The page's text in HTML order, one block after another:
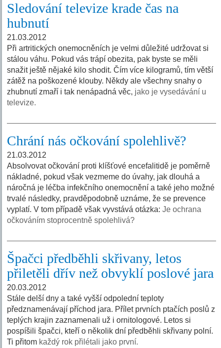
Sledování televize krade čas na
hubnutí
21.03.2012
Při artritických onemocněních je velmi důležité udržovat si
stálou váhu. Pokud vás trápí obezita, pak byste se měli
snažit ještě nějaké kilo shodit. Čím více kilogramů, tím větší
zátěž na poškozené klouby. Někdy ale všechny snahy o
zhubnutí zmaří i tak nenápadná věc, jako je vysedávání u
televize.
Chrání nás očkování spolehlivě?
21.03.2012
Absolvovat očkování proti klíšťové encefalitidě je poměrně
nákladné, pokud však vezmeme do úvahy, jak dlouhá a
náročná je léčba infekčního onemocnění a také jeho možné
trvalé následky, pravděpodobně uznáme, že se prevence
vyplatí. V tom případě však vyvstává otázka:Je ochrana
očkováním stoprocentně spolehlivá?
Špačci předběhli skřivany, letos
přiletěli dřív než obvyklí poslové jara
20.03.2012
Stále delší dny a také vyšší odpolední teploty
předznamenávají příchod jara. Přílet prvních ptačích poslů z
teplých krajin zaznamenali už i ornitologové. Letos si
pospíšili špačci, kteří o několik dní předběhli skřivany polní.
Ti přitom každý rok přilétali jako první.